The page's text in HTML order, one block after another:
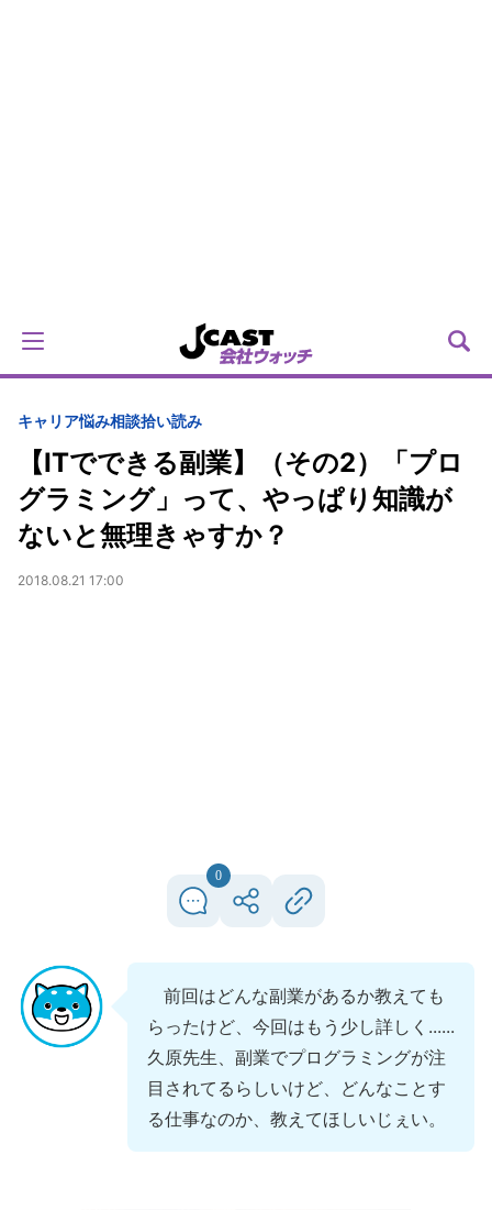
キャリア悩み相談拾い読み
【ITでできる副業】（その2）「プロ
グラミング」って、やっぱり知識が
ないと無理きゃすか？
2018.08.21 17:00
0
前回はどんな副業があるか教えても
らったけど、今回はもう少し詳しく......
久原先生、副業でプログラミングが注
目されてるらしいけど、どんなことす
る仕事なのか、教えてほしいじぇい。